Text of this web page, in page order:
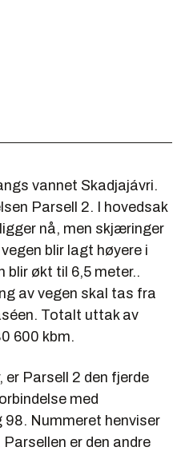
vannet Skadjajávri.
Parsell 2. I hovedsak
nå, men skjæringer
blir lagt høyere i
blir økt til 6,5 meter..
av vegen skal tas fra
Totalt uttak av
600 kbm.
er Parsell 2 den fjerde
med
98. Nummeret henviser
er den andre